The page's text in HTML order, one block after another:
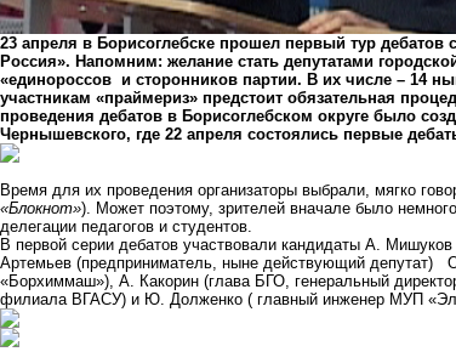
23 апреля в Борисоглебске прошел первый тур
Россия». Напомним: желание стать депутатами
«единороссов и сторонников партии. В их числе – 14
участникам «праймериз» предстоит обязательная
проведения дебатов в Борисоглебском округе было
Чернышевского, где 22 апреля состоялись первые
Время для их проведения организаторы выбрали, мягко
«Блокнот»). Может поэтому, зрителей вначале было
делегации педагогов и студентов.
В первой серии дебатов участвовали кандидаты А.
Артемьев (предприниматель, ныне действующий
«Борхиммаш»), А. Какорин (глава БГО, генеральный
филиала ВГАСУ) и Ю. Долженко ( главный инженер МУП